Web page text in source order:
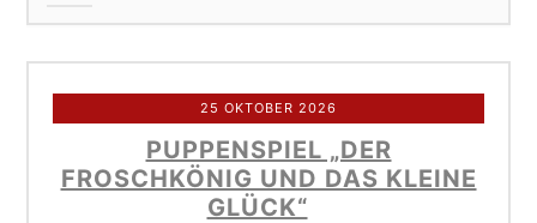
25 OKTOBER 2026
PUPPENSPIEL „DER
FROSCHKÖNIG UND DAS KLEINE
GLÜCK“